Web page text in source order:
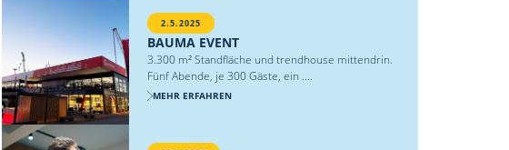
2.5.2025
BAUMA EVENT
3.300 m² Standfläche und trendhouse mittendrin.
Fünf Abende, je 300 Gäste, ein ....
MEHR ERFAHREN